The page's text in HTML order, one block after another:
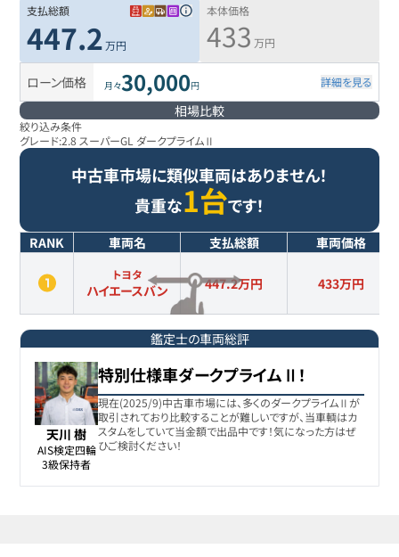
支払総額
447.2 万円
本体価格
433 万円
ローン価格 月々30,000円 詳細を見る
相場比較
絞り込み条件
グレード:2.8 スーパーGL ダークプライムⅡ
中古車市場に類似車両はありません！
貴重な1台です！
RANK 車両名 支払総額 車両価格
トヨタ
ハイエースバン 447.2万円 433万円
鑑定士の車両総評
天川 樹
AIS検定四輪
3級保持者
特別仕様車ダークプライムⅡ！
現在(2025/9)中古車市場には、多くのダークプライムⅡが
取引されており比較することが難しいですが、当車輌はカ
スタムをしていて当金額で出品中です！気になった方はぜ
ひご検討ください！